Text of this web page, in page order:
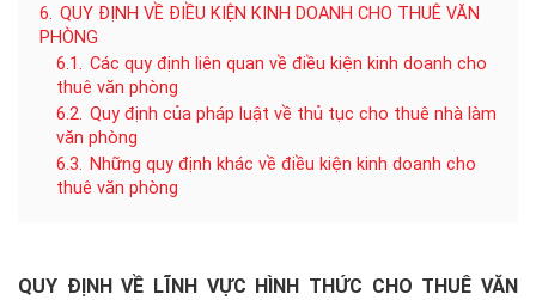
6. QUY ĐỊNH VỀ ĐIỀU KIỆN KINH DOANH CHO THUÊ VĂN
PHÒNG
6.1. Các quy định liên quan về điều kiện kinh doanh cho
thuê văn phòng
6.2. Quy định của pháp luật về thủ tục cho thuê nhà làm
văn phòng
6.3. Những quy định khác về điều kiện kinh doanh cho
thuê văn phòng
QUY ĐỊNH VỀ LĨNH VỰC HÌNH THỨC CHO THUÊ VĂN